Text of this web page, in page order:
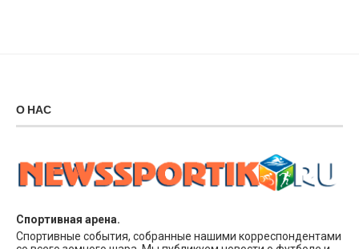
О НАС
Спортивная арена.
Спортивные события, собранные нашими корреспондентами